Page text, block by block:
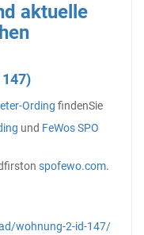
aktuelle
147)
Ording findenSie
und FeWos SPO
firston spofewo.com.
wohnung-2-id-147/